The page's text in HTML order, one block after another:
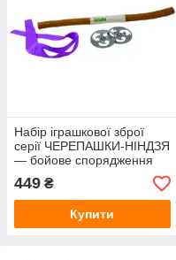
Набір іграшкової зброї
серії ЧЕРЕПАШКИ-НІНДЗЯ
— бойове спорядження
Донателло (шест бо, 2
сюрикена)
449 ₴
Купити